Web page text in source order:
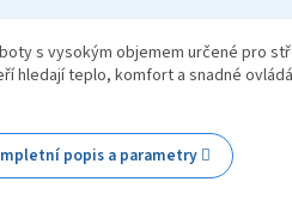
s vysokým objemem určené pro
hledají teplo, komfort a snadné
popis a parametry